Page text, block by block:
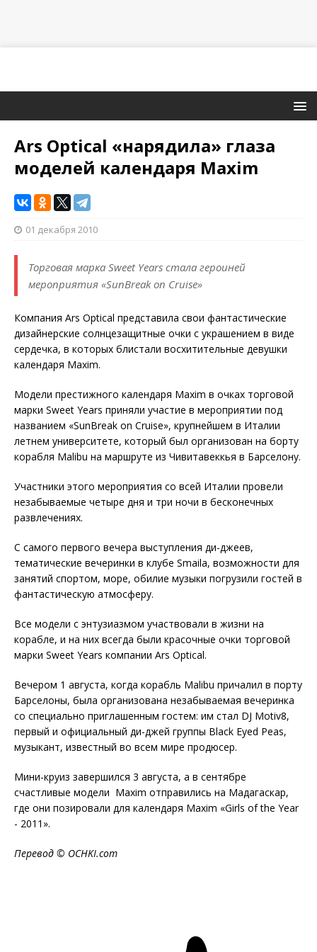
Ars Optical «нарядила» глаза
моделей календаря Maxim
01 декабря 2010
Торговая марка Sweet Years стала героиней
мероприятия «SunBreak on Cruise»
Компания Ars Optical представила свои фантастические
дизайнерские солнцезащитные очки с украшением в виде
сердечка, в которых блистали восхитительные девушки
календаря Maxim.
Модели престижного календаря Maxim в очках торговой
марки Sweet Years приняли участие в мероприятии под
названием «SunBreak on Cruise», крупнейшем в Италии
летнем университете, который был организован на борту
корабля Malibu на маршруте из Чивитавеккья в Барселону.
Участники этого мероприятия со всей Италии провели
незабываемые четыре дня и три ночи в бесконечных
развлечениях.
С самого первого вечера выступления ди-джеев,
тематические вечеринки в клубе Smaila, возможности для
занятий спортом, море, обилие музыки погрузили гостей в
фантастическую атмосферу.
Все модели с энтузиазмом участвовали в жизни на
корабле, и на них всегда были красочные очки торговой
марки Sweet Years компании Ars Optical.
Вечером 1 августа, когда корабль Malibu причалил в порту
Барселоны, была организована незабываемая вечеринка
со специально приглашенным гостем: им стал DJ Motiv8,
первый и официальный ди-джей группы Black Eyed Peas,
музыкант, известный во всем мире продюсер.
Мини-круиз завершился 3 августа, а в сентябре
счастливые модели Maxim отправились на Мадагаскар,
где они позировали для календаря Maxim «Girls of the Year
- 2011».
Перевод © OCHKI.com